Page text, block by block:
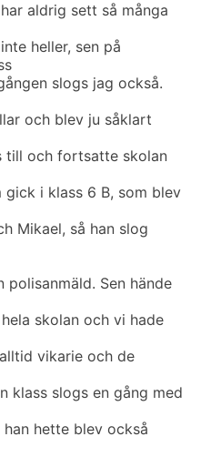
aldrig sett så många
heller, sen på
slogs jag också.
och blev ju såklart
till och fortsatte skolan
gick i klass 6 B, som blev
Mikael, så han slog
Sen hände
skolan och vi hade
vikarie och de
klass slogs en gång med
hette blev också